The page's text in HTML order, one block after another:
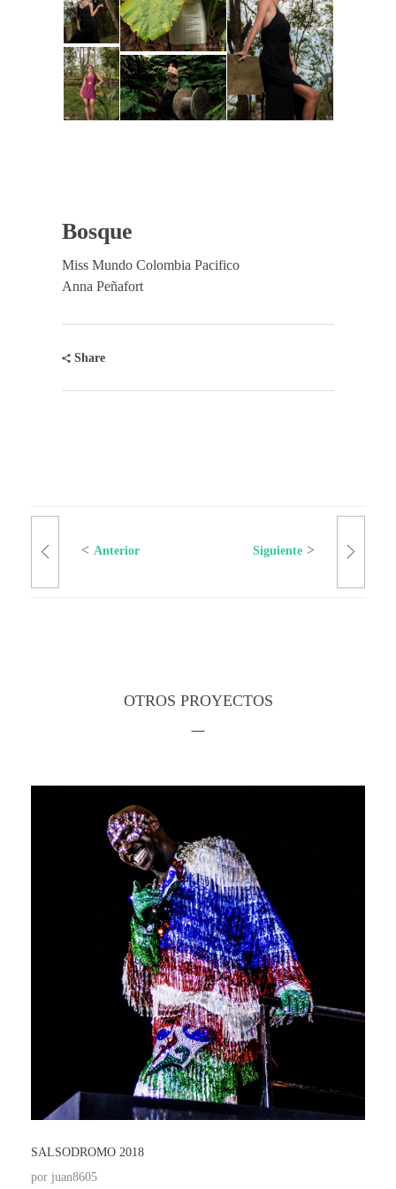
Bosque
Miss Mundo Colombia Pacifico
Anna Peñafort
Share
Anterior Siguiente
OTROS PROYECTOS
SALSODROMO 2018
por juan8605